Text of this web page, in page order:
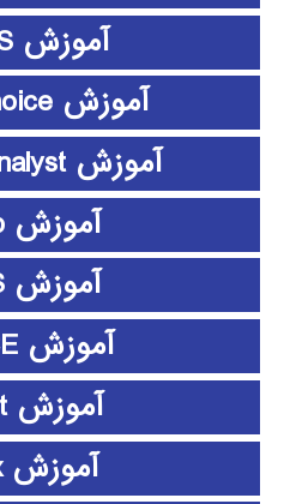
آموزش ETABS
آموزش expert choice
آموزش Frontier Analyst
آموزش github
آموزش HFSS
آموزش HSPICE
آموزش L-Edit
آموزش Latex